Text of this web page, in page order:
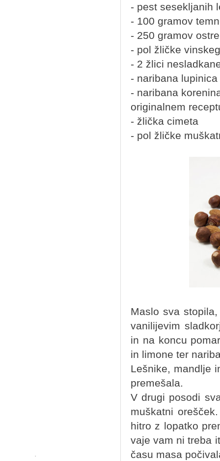
- pest sesekljanih
- 100 gramov
- 250 gramov
- pol žličke
- 2 žlici
- naribana
- naribana
originalnem
- žlička cimeta
- pol žličke
Maslo sva
vanilijevim
in na koncu
in limone ter
Lešnike, mandlje
premešala.
V drugi posodi
muškatni
hitro z lopatko
vaje vam ni treba
času masa